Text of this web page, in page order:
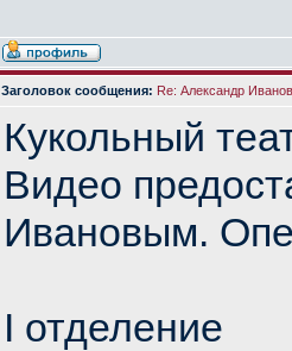
Заголовок сообщения: Re: Александр
Кукольный
Видео
Ивановым.
I отделение